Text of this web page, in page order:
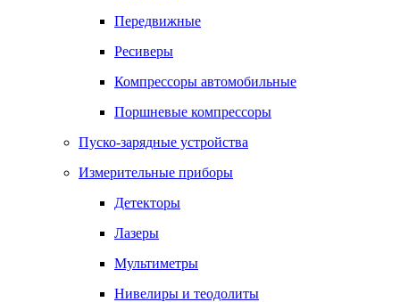
Передвижные
Ресиверы
Компрессоры автомобильные
Поршневые компрессоры
Пуско-зарядные устройства
Измерительные приборы
Детекторы
Лазеры
Мультиметры
Нивелиры и теодолиты